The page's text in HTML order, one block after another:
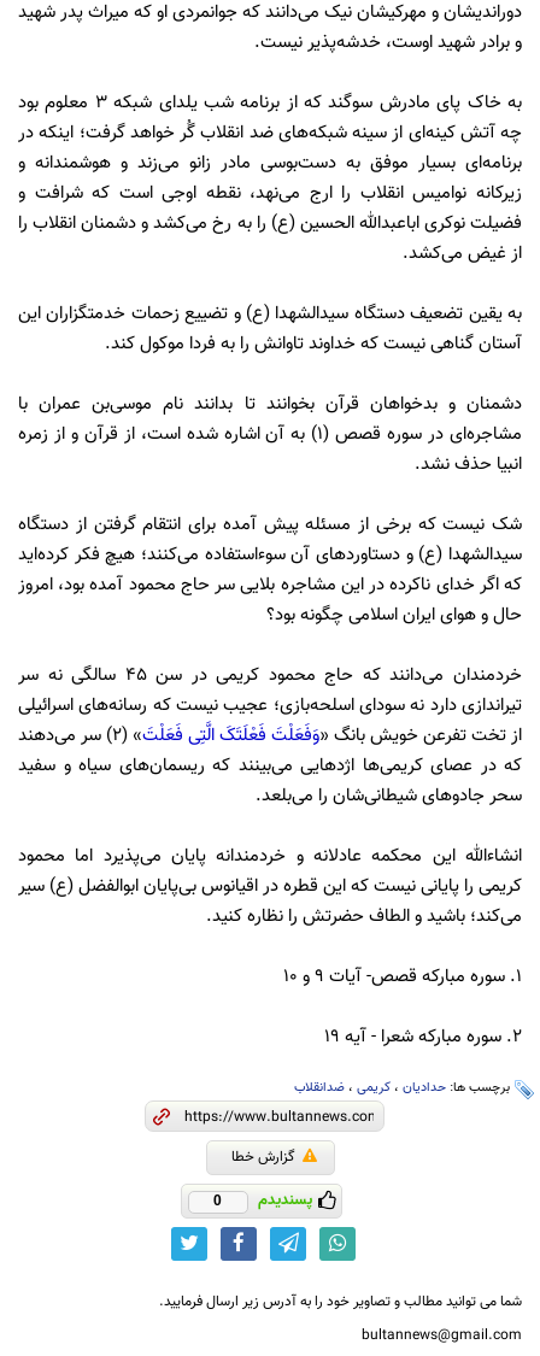
دوراندیشان و مهرکیشان نیک می‌دانند که جوانمردی او که میراث پدر شهید
و برادر شهید اوست، خدشه‌پذیر نیست.
به خاک پای مادرش سوگند که از برنامه شب یلدای شبکه 3 معلوم بود
چه آتش کینه‌ای از سینه شبکه‌های ضد انقلاب گُر خواهد گرفت؛ اینکه در
برنامه‌ای بسیار موفق به دست‌بوسی مادر زانو می‌زند و هوشمندانه و
زیرکانه نوامیس انقلاب را ارج می‌نهد، نقطه اوجی است که شرافت و
فضیلت نوکری اباعبدالله الحسین (ع) را به رخ می‌کشد و دشمنان انقلاب را
از غیض می‌کشد.
به یقین تضعیف دستگاه سیدالشهدا (ع) و تضییع زحمات خدمتگزاران این
آستان گناهی نیست که خداوند تاوانش را به فردا موکول کند.
دشمنان و بدخواهان قرآن بخوانند تا بدانند نام موسی‌بن عمران با
مشاجره‌ای در سوره قصص (1) به آن اشاره شده است، از قرآن و از زمره
انبیا حذف نشد.
شک نیست که برخی از مسئله پیش آمده برای انتقام‌ گرفتن از دستگاه
سیدالشهدا (ع) و دستاوردهای آن سوءاستفاده می‌کنند؛ هیچ فکر کرده‌اید
که اگر خدای ناکرده در این مشاجره بلایی سر حاج محمود آمده بود، امروز
حال و هوای ایران اسلامی چگونه بود؟
خردمندان می‌دانند که حاج محمود کریمی در سن 45 سالگی نه سر
تیراندازی دارد نه سودای اسلحه‌بازی؛ عجیب نیست که رسانه‌های اسرائیلی
از تخت تفرعن خویش بانگ «وَفَعَلْتَ فَعْلَتَکَ الَّتِی فَعَلْتَ
» (2) سر می‌دهند
که در عصای کریمی‌ها اژدهایی می‌بینند که ریسمان‌های سیاه و سفید
سحر جادوهای شیطانی‌شان را می‌بلعد.
انشاءالله این محکمه عادلانه و خردمندانه پایان می‌پذیرد اما محمود
کریمی را پایانی نیست که این قطره در اقیانوس بی‌پایان ابوالفضل (ع) سیر
می‌کند؛ باشید و الطاف حضرتش را نظاره کنید.
1. سوره مبارکه قصص- آیات 9 و 10
2. سوره مبارکه شعرا - آیه 19
برچسب ها: حدادیان ، کریمی ، ضدانقلاب
گزارش خطا
پسندیدم 0
شما می توانید مطالب و تصاویر خود را به آدرس زیر ارسال فرمایید.
bultannews@gmail.com